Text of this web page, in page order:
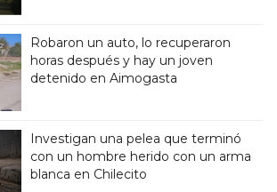
Robaron un auto, lo recuperaron
horas después y hay un joven
detenido en Aimogasta
Investigan una pelea que terminó
con un hombre herido con un arma
blanca en Chilecito